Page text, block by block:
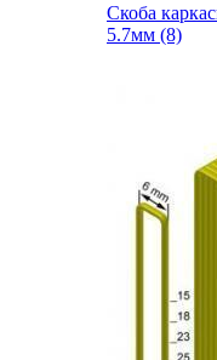
Скоба
5.7мм (8)